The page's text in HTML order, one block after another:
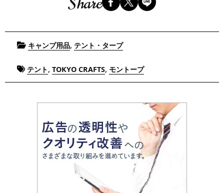
Posted
キャンプ用品, テント・タープ
Tagged
テント, TOKYO CRAFTS, モントープ